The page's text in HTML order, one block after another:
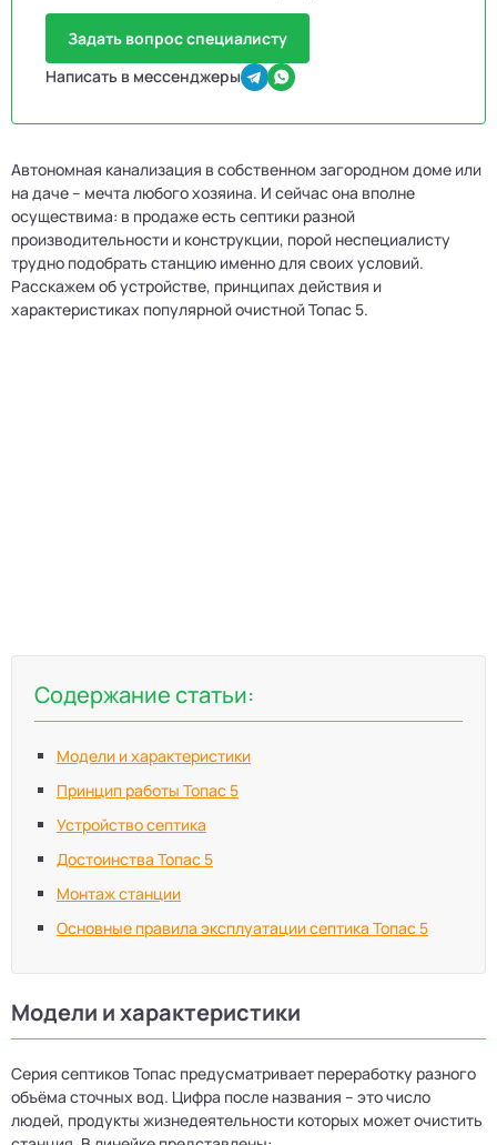
Задать вопрос специалисту
Написать в мессенджеры
Автономная канализация в собственном загородном доме или
на даче – мечта любого хозяина. И сейчас она вполне
осуществима: в продаже есть септики разной
производительности и конструкции, порой неспециалисту
трудно подобрать станцию именно для своих условий.
Расскажем об устройстве, принципах действия и
характеристиках популярной очистной Топас 5.
Содержание статьи:
Модели и характеристики
Принцип работы Топас 5
Устройство септика
Достоинства Топас 5
Монтаж станции
Основные правила эксплуатации септика Топас 5
Модели и характеристики
Серия септиков Топас предусматривает переработку разного
объёма сточных вод. Цифра после названия – это число
людей, продукты жизнедеятельности которых может очистить